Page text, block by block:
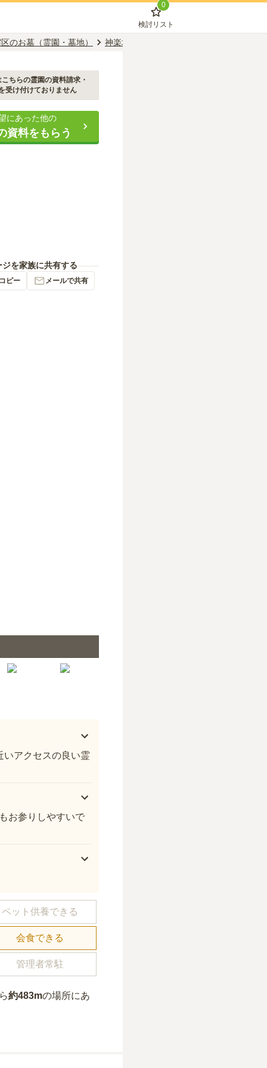
0
検討リスト
のお墓（霊園・墓地） 神楽坂駅のお墓（霊園・墓地）
ちらの霊園の資料請求・
受け付けておりません
にあった他の
資料をもらう
ジを家族に共有する
ピー メールで共有
いアクセスの良い霊
お参りしやすいで
ペット供養できる
会食できる
管理者常駐
約483mの場所にあ